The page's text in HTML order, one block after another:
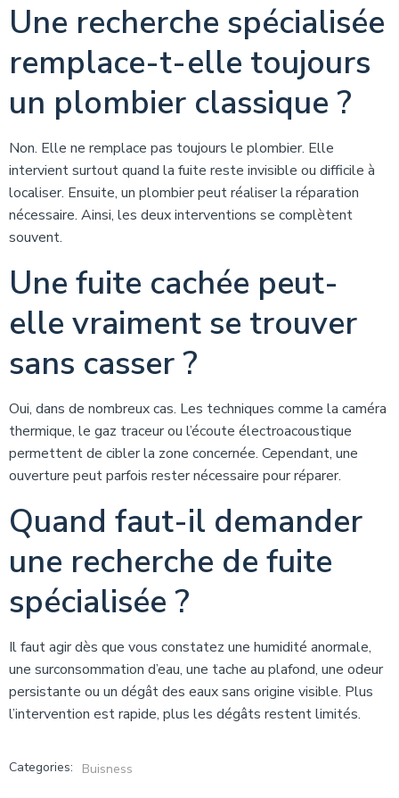
Une recherche spécialisée
remplace-t-elle toujours
un plombier classique ?
Non. Elle ne remplace pas toujours le plombier. Elle
intervient surtout quand la fuite reste invisible ou difficile à
localiser. Ensuite, un plombier peut réaliser la réparation
nécessaire. Ainsi, les deux interventions se complètent
souvent.
Une fuite cachée peut-
elle vraiment se trouver
sans casser ?
Oui, dans de nombreux cas. Les techniques comme la caméra
thermique, le gaz traceur ou l’écoute électroacoustique
permettent de cibler la zone concernée. Cependant, une
ouverture peut parfois rester nécessaire pour réparer.
Quand faut-il demander
une recherche de fuite
spécialisée ?
Il faut agir dès que vous constatez une humidité anormale,
une surconsommation d’eau, une tache au plafond, une odeur
persistante ou un dégât des eaux sans origine visible. Plus
l’intervention est rapide, plus les dégâts restent limités.
Categories: Buisness